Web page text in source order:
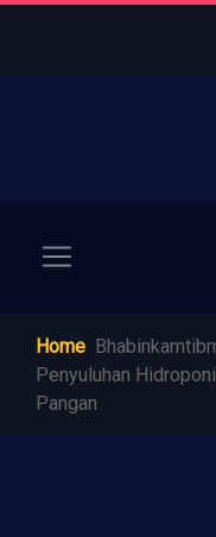
Home
Penyuluhan
Pangan